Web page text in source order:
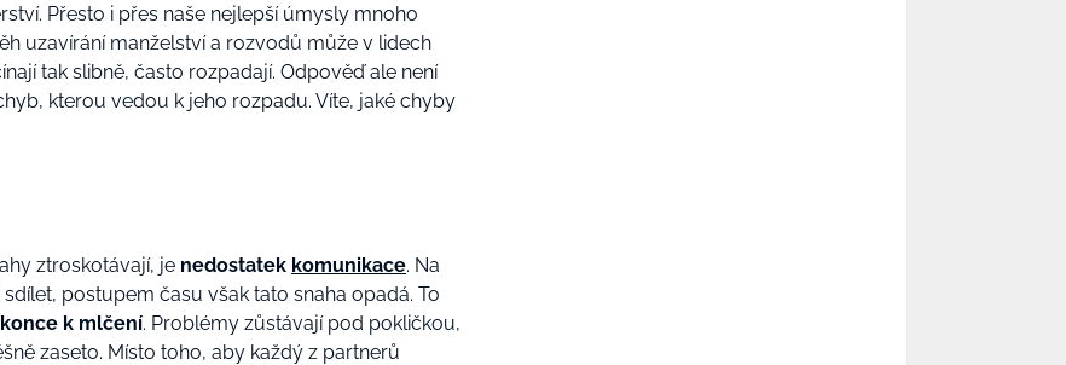
Přesto i přes naše nejlepší úmysly mnoho
uzavírání manželství a rozvodů může v lidech
tak slibně, často rozpadají. Odpověď ale není
kterou vedou k jeho rozpadu. Víte, jaké chyby
ztroskotávají, je nedostatek komunikace. Na
postupem času však tato snaha opadá. To
k mlčení. Problémy zůstávají pod pokličkou,
zaseto. Místo toho, aby každý z partnerů